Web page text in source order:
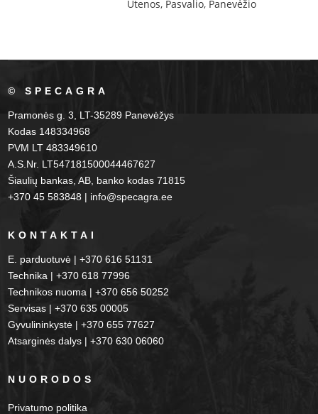
Utenos, Pasvalio, Panevėžio
© SPECAGRA
Pramonės g. 3, LT-35289 Panevėžys
Kodas 148334968
PVM LT 483349610
A.S.Nr. LT547181500044467627
Šiaulių bankas, AB, banko kodas 71815
+370 45 583848 | info@specagra.ee
KONTAKTAI
E. parduotuvė | +370 616 51131
Technika | +370 618 77996
Technikos nuoma | +370 656 50252
Servisas | +370 635 00005
Gyvulininkystė | +370 655 77627
Atsarginės dalys | +370 630 06060
NUORODOS
Privatumo politika